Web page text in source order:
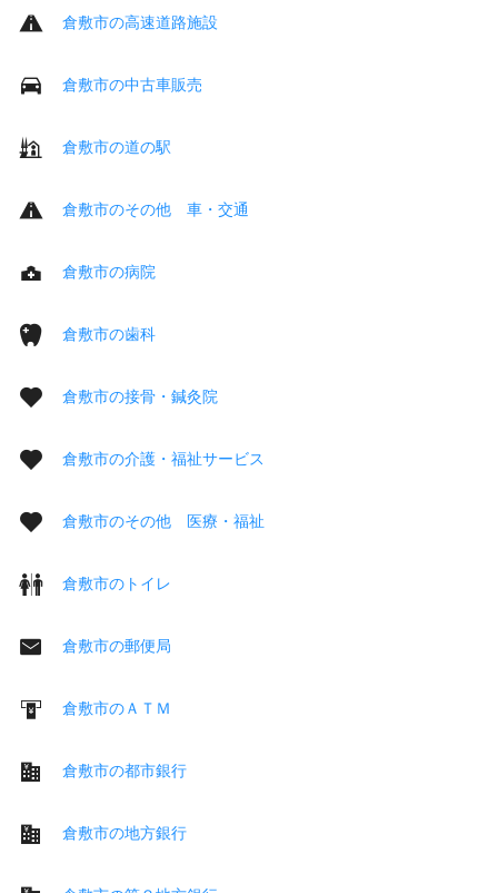
倉敷市の高速道路施設
倉敷市の中古車販売
倉敷市の道の駅
倉敷市のその他 車・交通
倉敷市の病院
倉敷市の歯科
倉敷市の接骨・鍼灸院
倉敷市の介護・福祉サービス
倉敷市のその他 医療・福祉
倉敷市のトイレ
倉敷市の郵便局
倉敷市のＡＴＭ
倉敷市の都市銀行
倉敷市の地方銀行